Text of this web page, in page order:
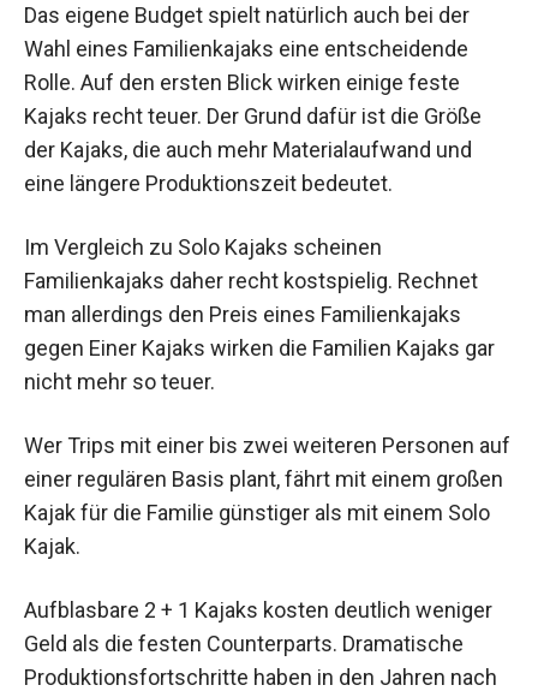
Das eigene Budget spielt natürlich auch bei der
Wahl eines Familienkajaks eine entscheidende
Rolle. Auf den ersten Blick wirken einige feste
Kajaks recht teuer. Der Grund dafür ist die Größe
der Kajaks, die auch mehr Materialaufwand und
eine längere Produktionszeit bedeutet.
Im Vergleich zu Solo Kajaks scheinen
Familienkajaks daher recht kostspielig. Rechnet
man allerdings den Preis eines Familienkajaks
gegen Einer Kajaks wirken die Familien Kajaks gar
nicht mehr so teuer.
Wer Trips mit einer bis zwei weiteren Personen auf
einer regulären Basis plant, fährt mit einem großen
Kajak für die Familie günstiger als mit einem Solo
Kajak.
Aufblasbare 2 + 1 Kajaks kosten deutlich weniger
Geld als die festen Counterparts. Dramatische
Produktionsfortschritte haben in den Jahren nach